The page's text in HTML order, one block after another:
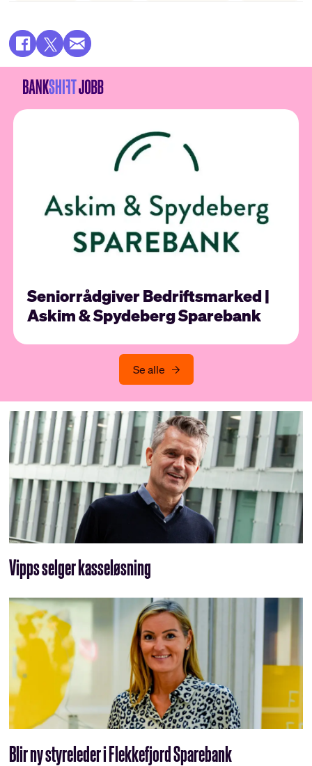
Seniorrådgiver Bedriftsmarked |
Askim & Spydeberg Sparebank
Se alle
Vipps selger kasseløsning
Blir ny styreleder i Flekkefjord Sparebank